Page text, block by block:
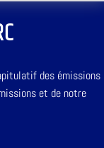
des émissions
et de notre